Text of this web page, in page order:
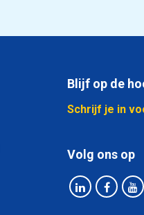
Blijf op de
Schrijf je in
Volg ons op